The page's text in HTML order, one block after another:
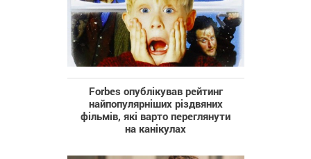
Forbes опублікував рейтинг
найпопулярніших різдвяних
фільмів, які варто переглянути
на канікулах